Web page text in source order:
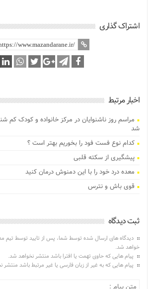
اشتراک گذاری
اخبار مرتبط
مراسم روز ناشنوایان در مرکز خانواده و کودک کم
شد
کدام نوع فست فود را بخوریم بهتر است ؟
پیشگیری از سکته قلبی
معده درد خود را با این دمنوش درمان کنید
قوی باش و نترس
ثبت دیدگاه
دیدگاه های ارسال شده توسط شما، پس از تایید توسط تیم
خواهد شد.
پیام هایی که حاوی تهمت یا افترا باشد منتشر نخواهد شد.
پیام هایی که به غیر از زبان فارسی یا غیر مرتبط باشد